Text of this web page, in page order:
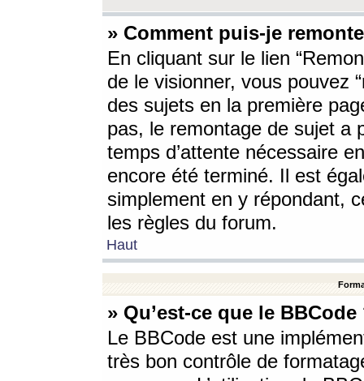
» Comment puis-je
En cliquant sur le lien
de le visionner, vous pouvez
des sujets en la première
pas, le remontage de sujet a
temps d’attente nécessaire
encore été terminé. Il est
simplement en y répondant,
les règles du forum.
Haut
» Qu’est-ce que le BBCode
Le BBCode est une
très bon contrôle de